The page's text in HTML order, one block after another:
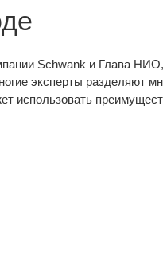
Schwank и Глава
эксперты разделяют
использовать